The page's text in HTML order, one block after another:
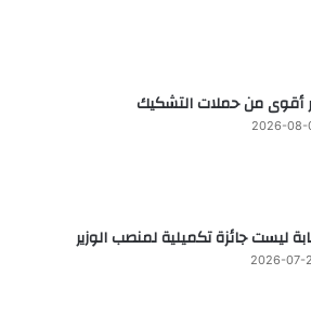
أقوى من حملات التشكيك
2026-08-
ليست جائزة تكميلية لمنصب الوزير
2026-07-